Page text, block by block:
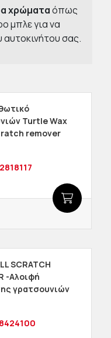
χρώματαόπως
μπλε για να
σας.
Turtle Wax
remover
SCRATCH
-Αλοιφή
γρατσουνιών